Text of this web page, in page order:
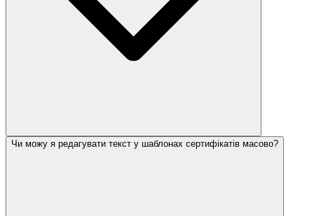
Чи можу я редагувати текст у шаблонах сертифікатів масово?